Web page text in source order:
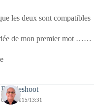
les deux sont compatibles
de mon premier mot ……
Bernieshoot
05/05/2015/13:31